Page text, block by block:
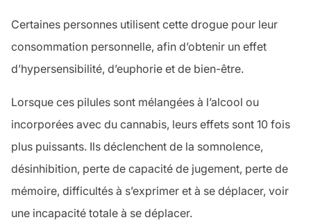
Certaines personnes utilisent cette drogue pour leur
consommation personnelle, afin d’obtenir un effet
d’hypersensibilité, d’euphorie et de bien-être.
Lorsque ces pilules sont mélangées à l’alcool ou
incorporées avec du cannabis, leurs effets sont 10 fois
plus puissants. Ils déclenchent de la somnolence,
désinhibition, perte de capacité de jugement, perte de
mémoire, difficultés à s’exprimer et à se déplacer, voir
une incapacité totale à se déplacer.